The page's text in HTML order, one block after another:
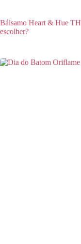
Bálsamo Heart & Hue
escolher?